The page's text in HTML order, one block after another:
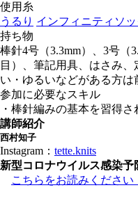
使用糸
うるり インフィニティソッ
持ち物
棒針4号（3.3mm）、3号（
目）、筆記用具、はさみ
い・ゆるいなどがある方は
参加に必要なスキル
・棒針編みの基本を習得
講師紹介
西村知子
Instagram： tette.knits
新型コロナウイルス感染予
こちらをお読みください